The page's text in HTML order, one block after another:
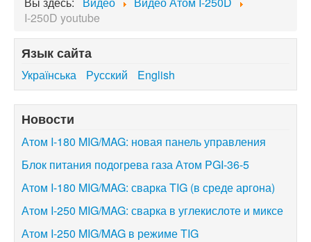
Обратная связь
Сервис
Обслуживание аппаратов «Атом»
Ремонт инверторного оборудования
Видео
Видео Атом I-180 MIG/MAG
Видео Атом I-250X
Видео Атом I-250D
Видео Атом I-180D
Видео Атом I-180M
I-250D youtube
Язык сайта
Українська Русский English
Новости
Атом I-180 MIG/MAG: новая панель управления
Блок питания подогрева газа Атом PGI-36-5
Атом I-180 MIG/MAG: сварка TIG (в среде аргона)
Атом I-250 MIG/MAG: сварка в углекислоте и миксе
Атом I-250 MIG/MAG в режиме TIG